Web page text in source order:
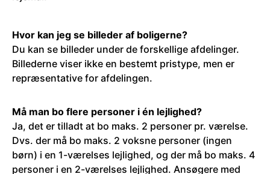
Hvor kan jeg se billeder af boligerne?
Du kan se billeder under de forskellige afdelinger.
Billederne viser ikke en bestemt pristype, men er
repræsentative for afdelingen.
Må man bo flere personer i én lejlighed?
Ja, det er tilladt at bo maks. 2 personer pr. værelse.
Dvs. der må bo maks. 2 voksne personer (ingen
børn) i en 1-værelses lejlighed, og der må bo maks. 4
personer i en 2-værelses lejlighed. Ansøgere med